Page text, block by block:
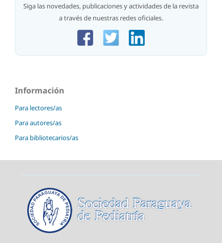
Siga las novedades, publicaciones y actividades de la revista
a través de nuestras redes oficiales.
Información
Para lectores/as
Para autores/as
Para bibliotecarios/as